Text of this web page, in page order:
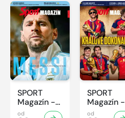
SPORT
Magazín -
32/2026
od
SPORT
Magazín -
31/2026
od